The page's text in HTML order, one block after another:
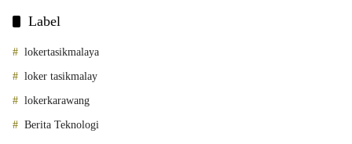
Label
lokertasikmalaya
loker tasikmalay
lokerkarawang
Berita Teknologi